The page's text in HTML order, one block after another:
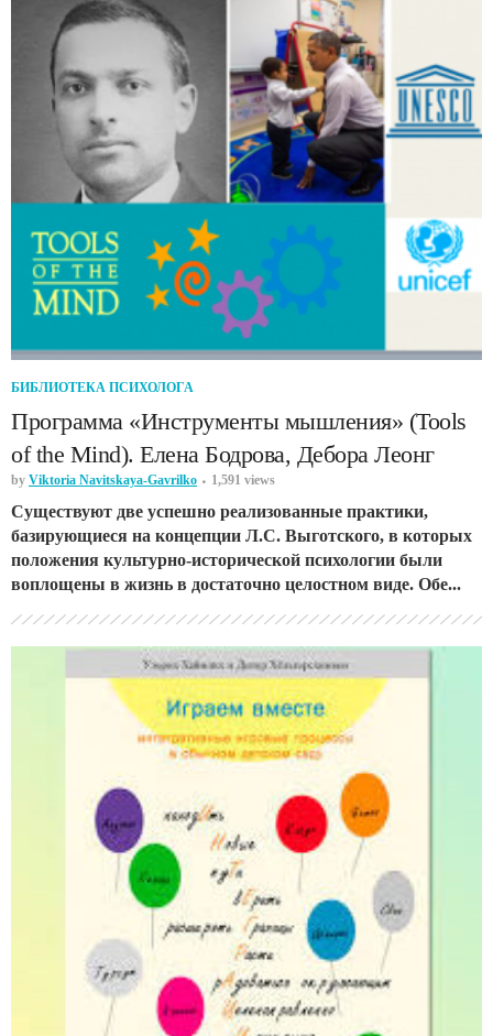
БИБЛИОТЕКА ПСИХОЛОГА
Программа «Инструменты мышления» (Tools
of the Mind). Елена Бодрова, Дебора Леонг
by Viktoria Navitskaya-Gavrilko 1,591 views
Существуют две успешно реализованные практики,
базирующиеся на концепции Л.С. Выготского, в которых
положения культурно-исторической психологии были
воплощены в жизнь в достаточно целостном виде. Обе...